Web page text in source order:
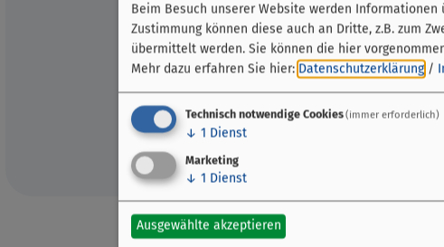
Stadt
Berliner Straße 100
63065 Offenbach
Beim Besuch unserer Website werden
Zustimmung können diese auch an Dritte, z.B. zum
übermittelt werden. Sie können die hier
Mehr dazu erfahren Sie hier: Datenschutzerklärung /
Technisch notwendige Cookies(immer erforderlich)
↓ 1 Dienst
Marketing
↓ 1 Dienst
Ausgewählte akzeptieren